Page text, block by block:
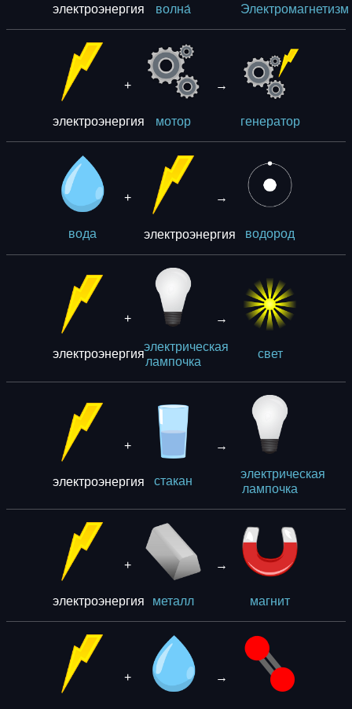
электроэнергия волна́ Электромагнетизм
электроэнергия
+
мотор
→
генерaтор
вода
+
электроэнергия
→
водорoд
электроэнергия
+
электрическая
лампочка
→
свет
электроэнергия
+
стакан
→
электрическая
лампочка
электроэнергия
+
металл
→
магнит
+ →